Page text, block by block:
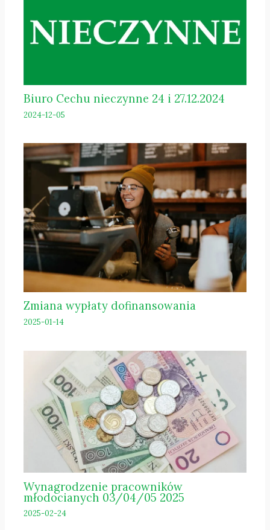
Biuro Cechu nieczynne 24 i 27.12.2024
2024-12-05
Zmiana wypłaty dofinansowania
2025-01-14
Wynagrodzenie pracowników
młodocianych 03/04/05 2025
2025-02-24